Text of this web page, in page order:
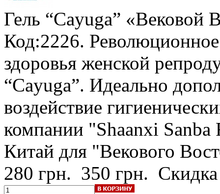
Гель “Cayuga” «Вековой
Код:2226.
здоровья женской
“Cayuga”. Идеально
воздействие
компании "Shaanxi
Китай для "Векового
280 грн. 350 грн.